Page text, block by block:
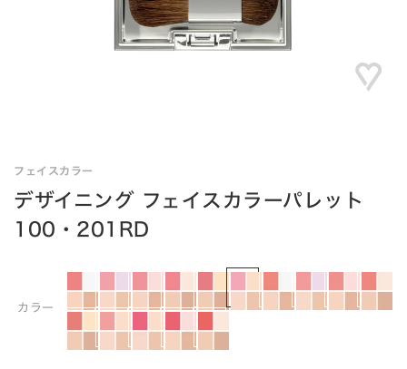
フェイスカラー
デザイニング フェイスカラーパレット
100・201RD
カラー